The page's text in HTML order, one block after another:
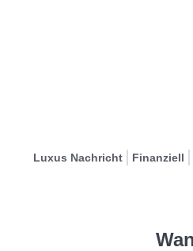
Luxus Nachricht Finanziell